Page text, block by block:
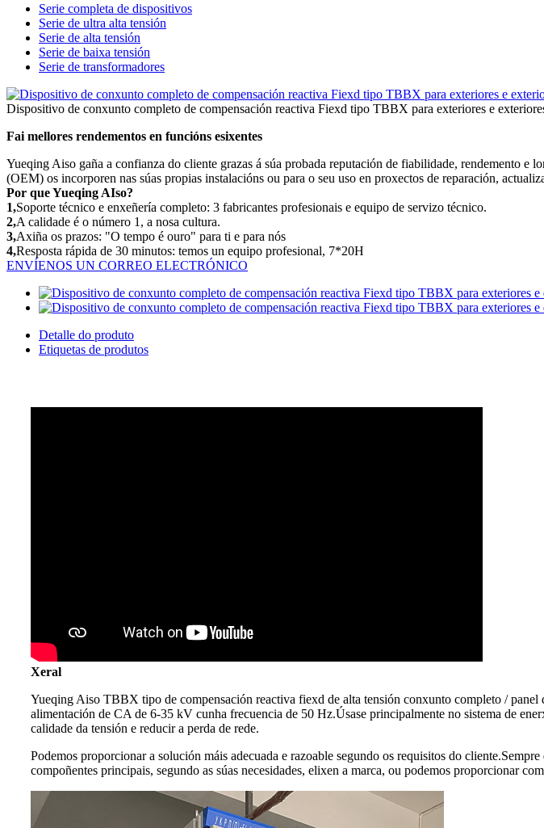
Serie completa de dispositivos
Serie de ultra alta tensión
Serie de alta tensión
Serie de baixa tensión
Serie de transformadores
Dispositivo de conxunto completo de compensación reactiva Fiexd tipo TBBX para exteriores e
Fai mellores rendementos en funcións esixentes
Yueqing Aiso gaña a confianza do cliente grazas á súa probada reputación de fiabilidade, rendemento
(OEM) os incorporen nas súas propias instalacións ou para o seu uso en proxectos de reparación,
Por que Yueqing AIso?
1,Soporte técnico e enxeñería completo: 3 fabricantes profesionais e equipo de servizo técnico.
2,A calidade é o número 1, a nosa cultura.
3,Axiña os prazos: "O tempo é ouro" para ti e para nós
4,Resposta rápida de 30 minutos: temos un equipo profesional, 7*20H
ENVÍENOS UN CORREO ELECTRÓNICO
Detalle do produto
Etiquetas de produtos
Xeral
Yueqing Aiso TBBX tipo de compensación reactiva fiexd de alta tensión conxunto completo /
alimentación de CA de 6-35 kV cunha frecuencia de 50 Hz.Úsase principalmente no sistema de
calidade da tensión e reducir a perda de rede.
Podemos proporcionar a solución máis adecuada e razoable segundo os requisitos do
compoñentes principais, segundo as súas necesidades, elixen a marca, ou podemos proporcionar